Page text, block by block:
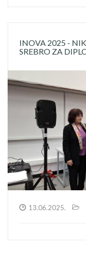
INOVA 2025 -
SREBRO ZA
13.06.2025.